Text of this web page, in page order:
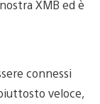
XMB ed è
connessi
veloce,